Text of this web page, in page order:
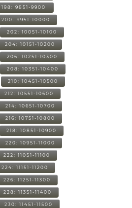
198: 9851-9900
200: 9951-10000
202: 10051-10100
204: 10151-10200
206: 10251-10300
208: 10351-10400
210: 10451-10500
212: 10551-10600
214: 10651-10700
216: 10751-10800
218: 10851-10900
220: 10951-11000
222: 11051-11100
224: 11151-11200
226: 11251-11300
228: 11351-11400
230: 11451-11500